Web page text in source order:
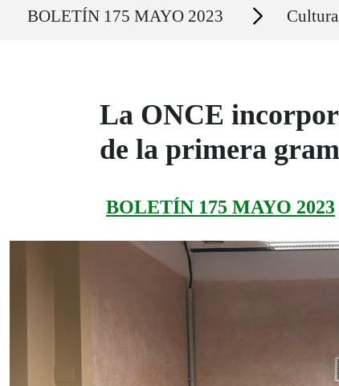
BOLETÍN 175 MAYO 2023 Secciones Cultura
La ONCE
de la primera
BOLETÍN 175 MAYO 2023